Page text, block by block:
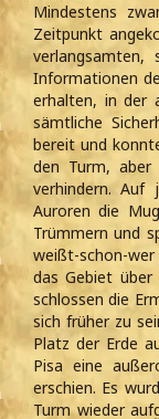
Mindestens
Zeitpunkt
verlangsamten,
Informationen
erhalten, in der
sämtliche
bereit und
den Turm,
verhindern. Auf
Auroren die
Trümmern und
weißt-schon-
das Gebiet
schlossen die
sich früher zu
Platz der Erde
Pisa eine
erschien. Es
Turm wieder